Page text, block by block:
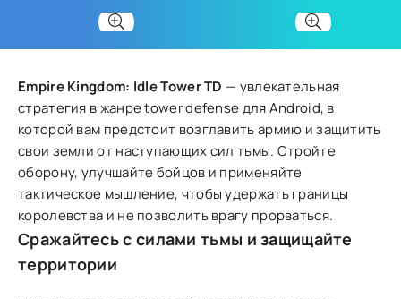
Empire Kingdom: Idle Tower TD — увлекательная
стратегия в жанре tower defense для Android, в
которой вам предстоит возглавить армию и защитить
свои земли от наступающих сил тьмы. Стройте
оборону, улучшайте бойцов и применяйте
тактическое мышление, чтобы удержать границы
королевства и не позволить врагу прорваться.
Сражайтесь с силами тьмы и защищайте
территории